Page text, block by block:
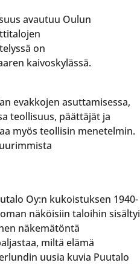
avautuu Oulun
on
kaivoskylässä.
evakkojen asuttamisessa,
teollisuus, päättäjät ja
myös teollisin menetelmin.
Oy:n kukoistuksen 1940-
näköisiin taloihin sisältyi
näkemätöntä
miltä elämä
uusia kuvia Puutalo